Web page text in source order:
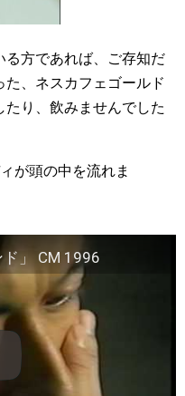
る方であれば、ご存知だ
、ネスカフェゴールド
り、飲みませんでした
が頭の中を流れま
」 CM 1996